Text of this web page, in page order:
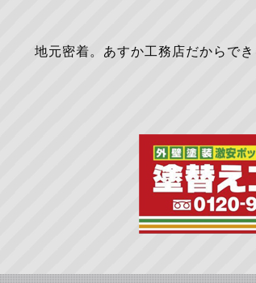
地元密着。あすか工務店だからでき